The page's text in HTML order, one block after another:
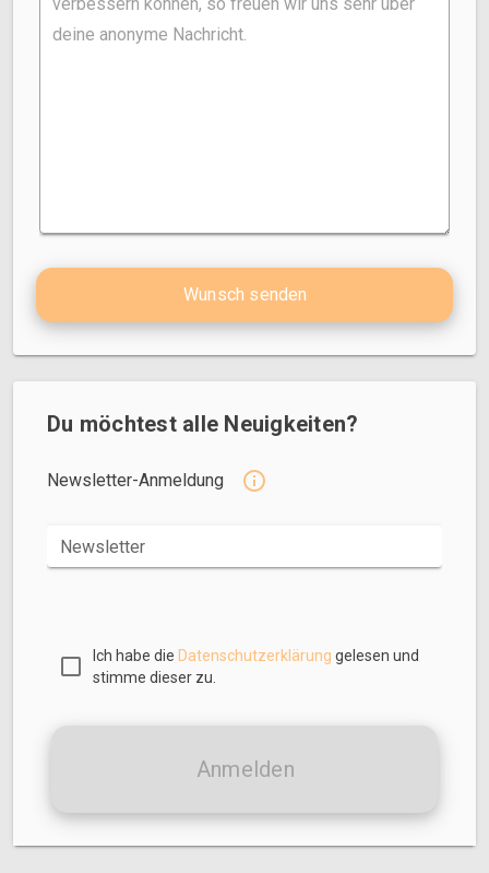
Wunsch senden
Du möchtest alle Neuigkeiten?
Newsletter-Anmeldung
Newsletter
Ich habe die Datenschutzerklärung gelesen und
stimme dieser zu.
Anmelden